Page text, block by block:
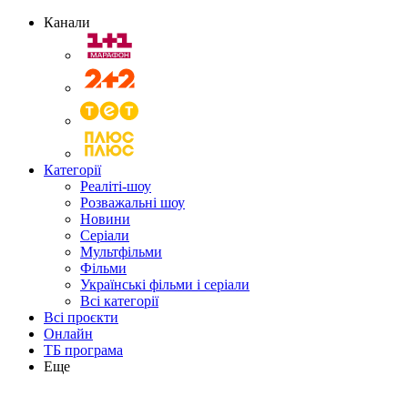
Канали
Категорії
Реаліті-шоу
Розважальні шоу
Новини
Серіали
Мультфільми
Фільми
Українські фільми і серіали
Всі категорії
Всі проєкти
Онлайн
ТБ програма
Еще